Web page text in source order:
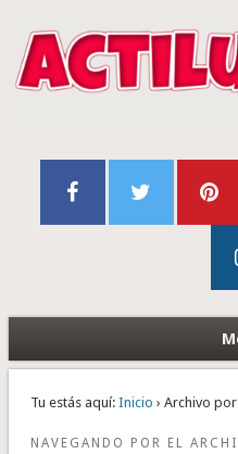
Tu estás aquí: Inicio › Archivo
NAVEGANDO POR EL